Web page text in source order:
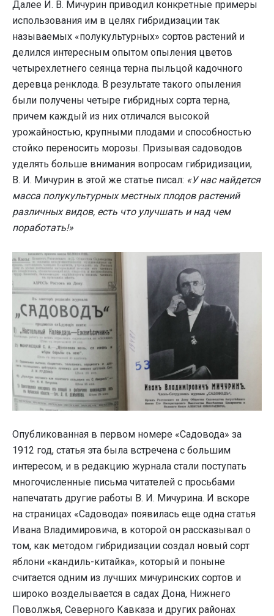
Далее И. В. Мичурин приводил конкретные примеры
использования им в целях гибридизации так
называемых «полукультурных» сортов растений и
делился интересным опытом опыления цветов
четырехлетнего сеянца терна пыльцой кадочного
деревца ренклода. В результате такого опыления
были получены четыре гибридных сорта терна,
причем каждый из них отличался высокой
урожайностью, крупными плодами и способностью
стойко переносить морозы. Призывая садоводов
уделять больше внимания вопросам гибридизации,
В. И. Мичурин в этой же статье писал: «У нас найдется
масса полукультурных местных плодов растений
различных видов, есть что улучшать и над чем
поработать!»
Опубликованная в первом номере «Садовода» за
1912 год, статья эта была встречена с большим
интересом, и в редакцию журнала стали поступать
многочисленные письма читателей с просьбами
напечатать другие работы В. И. Мичурина. И вскоре
на страницах «Садовода» появилась еще одна статья
Ивана Владимировича, в которой он рассказывал о
том, как методом гибридизации создал новый сорт
яблони «кандиль-китайка», который и поныне
считается одним из лучших мичуринских сортов и
широко возделывается в садах Дона, Нижнего
Поволжья, Северного Кавказа и других районах